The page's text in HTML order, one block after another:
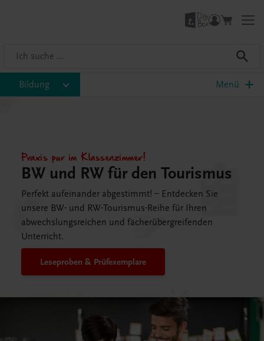
Bildung Menü
Praxis pur im Klassenzimmer!
BW und RW für den Tourismus
Perfekt aufeinander abgestimmt! – Entdecken Sie
unsere BW- und RW-Tourismus-Reihe für Ihren
abwechslungsreichen und fächerübergreifenden
Unterricht.
Leseproben & Prüfexemplare